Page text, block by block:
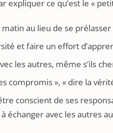
ce qu’est le «
au lieu de se prélasser
et faire un effort
les autres, même s’ils
compromis », « dire la
conscient de ses
échanger avec les autres